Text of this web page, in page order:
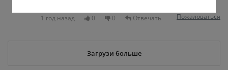
1 год назад 0 0 Отвечать Пожаловаться
Загрузи больше